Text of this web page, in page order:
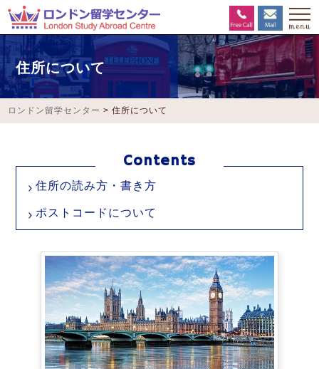
住所について
ロンドン留学センター >住所について
住所の読み方・書き方
ポストコードについて